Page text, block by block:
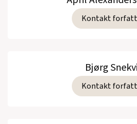
Kontakt
Bjørg
Kontakt